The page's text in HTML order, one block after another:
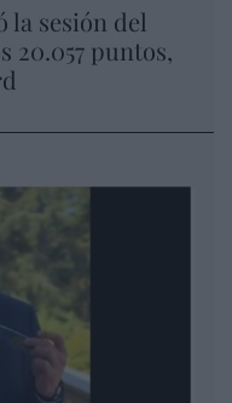
la sesión del
20.057 puntos,